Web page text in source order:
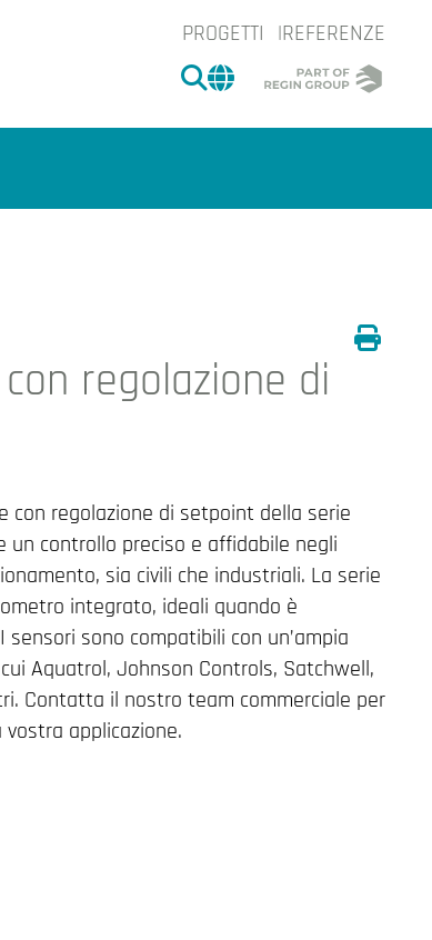
PROGETTI
REFERENZE
CERCA
CHANGE MARKET
regolazione di
con regolazione di setpoint della serie
controllo preciso e affidabile negli
sia civili che industriali. La serie
integrato, ideali quando è
sono compatibili con un’ampia
Aquatrol, Johnson Controls, Satchwell,
Contatta il nostro team commerciale per
applicazione.